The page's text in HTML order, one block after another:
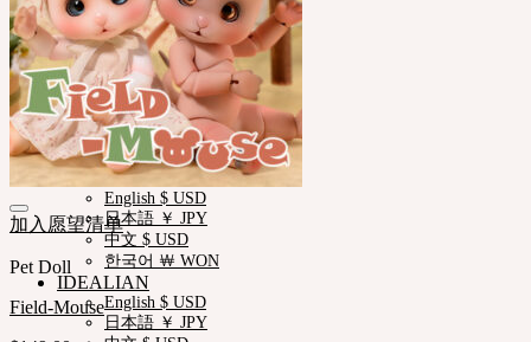
正版编号查询
常见问题 (FAQ)
客服中心 (Q&A)
THE GEM
English $ USD
日本語 ￥ JPY
中文 $ USD
한국어 ￦ WON
NEOR
English $ USD
日本語 ￥ JPY
中文 $ USD
한국어 ￦ WON
IDEALIAN
English $ USD
日本語 ￥ JPY
加入愿望清单
Pet Doll
Field-Mouse